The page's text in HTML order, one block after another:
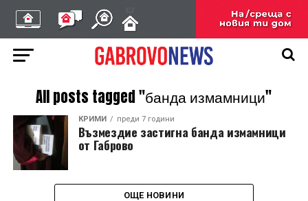
All posts tagged "банда измамници"
КРИМИ преди 7 години
Възмездие застигна банда измамници
от Габрово
ОЩЕ НОВИНИ